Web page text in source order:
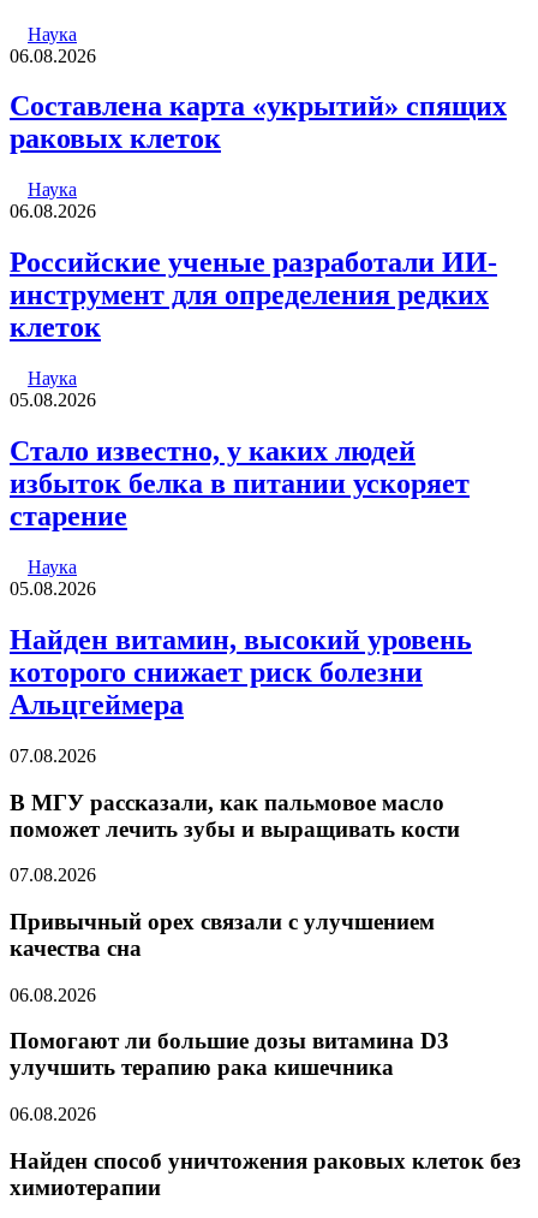
Наука
06.08.2026
Составлена карта «укрытий» спящих
раковых клеток
Наука
06.08.2026
Российские ученые разработали ИИ-
инструмент для определения редких
клеток
Наука
05.08.2026
Стало известно, у каких людей
избыток белка в питании ускоряет
старение
Наука
05.08.2026
Найден витамин, высокий уровень
которого снижает риск болезни
Альцгеймера
07.08.2026
В МГУ рассказали, как пальмовое масло
поможет лечить зубы и выращивать кости
07.08.2026
Привычный орех связали с улучшением
качества сна
06.08.2026
Помогают ли большие дозы витамина D3
улучшить терапию рака кишечника
06.08.2026
Найден способ уничтожения раковых клеток без
химиотерапии